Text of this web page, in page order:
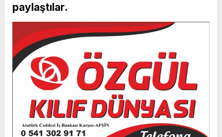
paylaştılar.